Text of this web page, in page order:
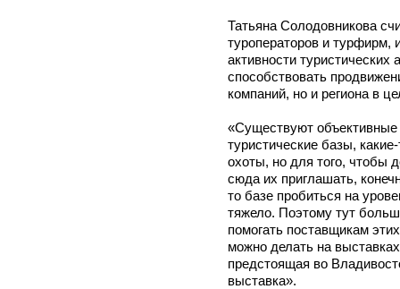
Татьяна Солодовникова
туроператоров и турфирм,
активности
способствовать
компаний, но и региона в
«Существуют
туристические базы,
охоты, но для того, чтобы
сюда их приглашать,
то базе пробиться на
тяжело. Поэтому тут
помогать поставщикам
можно делать на
предстоящая во
выставка».